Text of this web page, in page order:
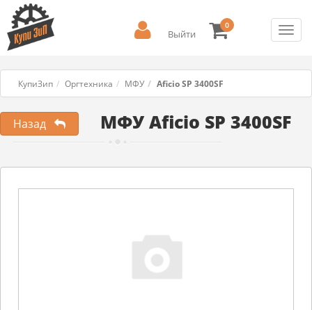
Выйти
0
КупиЗип Оргтехника МФУ Aficio SP 3400SF
МФУ Aficio SP 3400SF
Назад